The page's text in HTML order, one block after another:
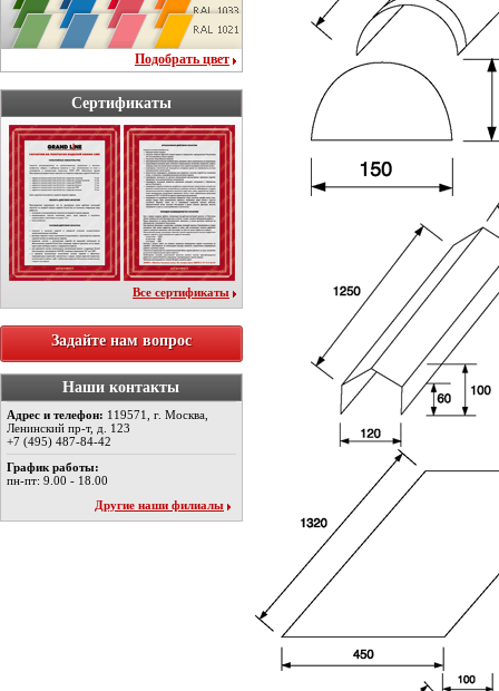
Подобрать цвет
Сертификаты
Все сертификаты
Задайте нам вопрос
Наши контакты
Адрес и телефон: 119571, г. Москва,
Ленинский пр-т, д. 123
+7 (495) 487-84-42
График работы:
пн-пт: 9.00 - 18.00
Другие наши филиалы